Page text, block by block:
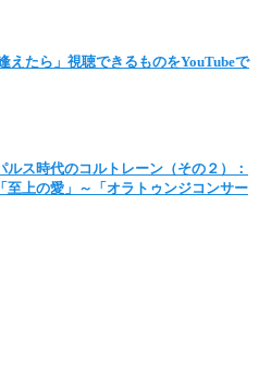
えたら」視聴できるものをYouTubeで
ス時代のコルトレーン（その２）：
至上の愛」～「オラトゥンジコンサー